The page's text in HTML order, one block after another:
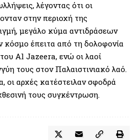
λέγοντας ότι οι
στην περιοχή της
μεγάλο κύμα αντιδράσεων
κόσμο έπειτα από τη δολοφονία
Al Jazeera, ενώ οι λαοί
τους στον Παλαιστινιακό λαό.
οι αρχές κατέστειλαν σφοδρά
τους συγκέντρωση.